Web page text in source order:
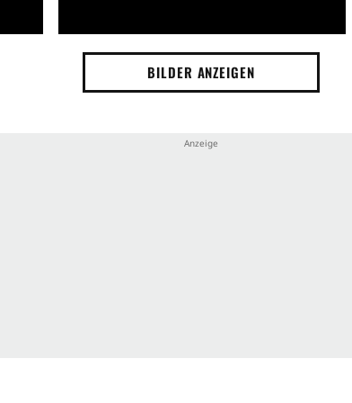
BILDER ANZEIGEN